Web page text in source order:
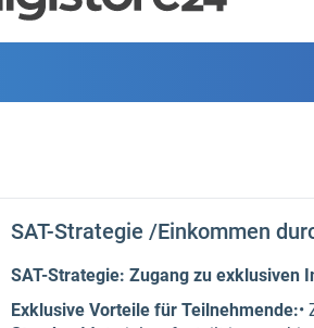
SAT-Strategie /Einkommen
SAT-Strategie: Zugang zu exklusiven
Exklusive Vorteile für Teilnehmende:•